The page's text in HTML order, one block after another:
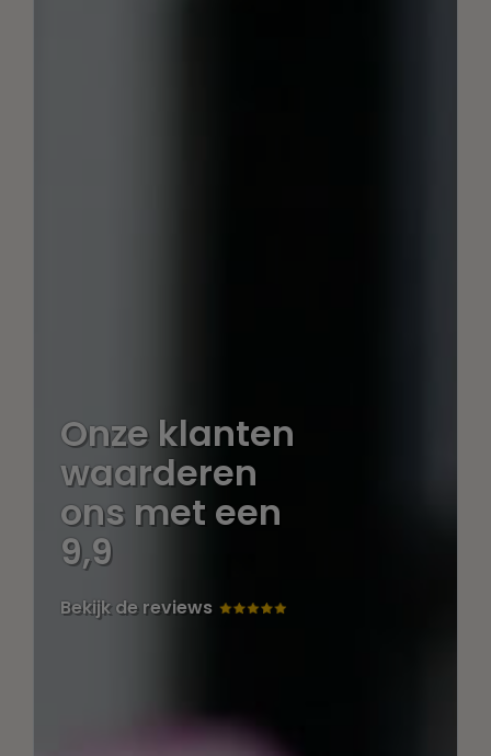
Onze klanten
waarderen
ons met een
9,9
Bekijk de reviews